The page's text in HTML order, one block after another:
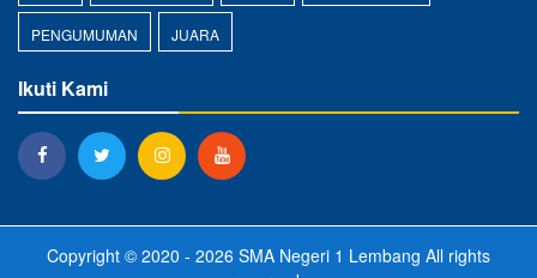
PENGUMUMAN JUARA
Ikuti Kami
Copyright © 2020 - 2026 SMA Negeri 1 Lembang All rights